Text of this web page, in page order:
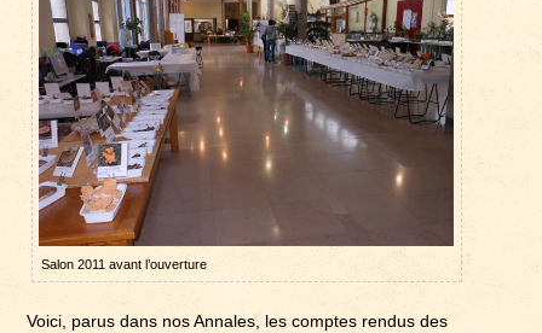
Salon 2011 avant l’ouverture
Voici, parus dans nos Annales, les comptes rendus des